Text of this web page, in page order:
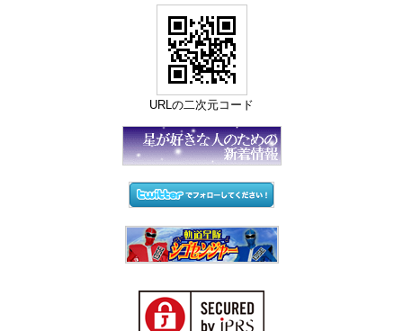
URLの二次元コード